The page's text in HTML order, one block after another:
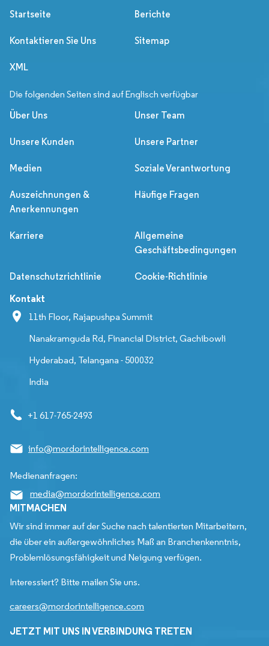
Startseite Berichte
Kontaktieren Sie Uns Sitemap
XML
Die folgenden Seiten sind auf Englisch verfügbar
Über Uns Unser Team
Unsere Kunden Unsere Partner
Medien Soziale Verantwortung
Auszeichnungen &
Anerkennungen
Häufige Fragen
Karriere
Allgemeine
Geschäftsbedingungen
Datenschutzrichtlinie Cookie-Richtlinie
Kontakt
11th Floor, Rajapushpa Summit
Nanakramguda Rd, Financial District, Gachibowli
Hyderabad, Telangana - 500032
India
+1 617-765-2493
info@mordorintelligence.com
Medienanfragen:
media@mordorintelligence.com
MITMACHEN
Wir sind immer auf der Suche nach talentierten Mitarbeitern,
die über ein außergewöhnliches Maß an Branchenkenntnis,
Problemlösungsfähigkeit und Neigung verfügen.
Interessiert? Bitte mailen Sie uns.
careers@mordorintelligence.com
JETZT MIT UNS IN VERBINDUNG TRETEN